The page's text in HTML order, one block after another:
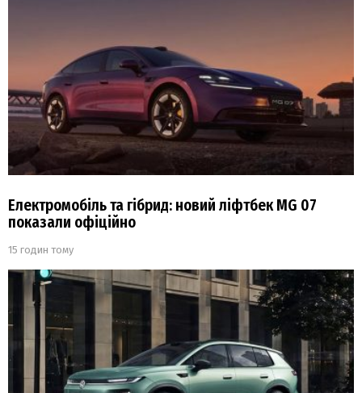
Електромобіль та гібрид: новий ліфтбек MG 07
показали офіційно
15 годин тому